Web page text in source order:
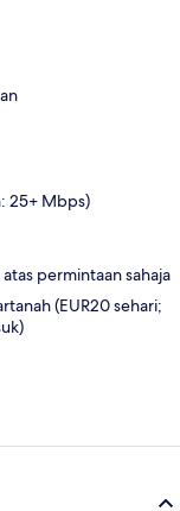
25+ Mbps)
permintaan sahaja
(EUR20 sehari;